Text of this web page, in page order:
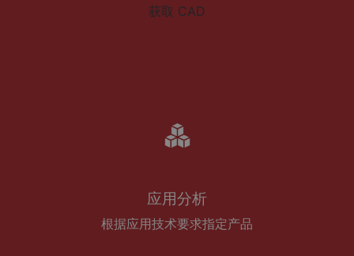
获取 CAD
应用分析
根据应用技术要求指定产品